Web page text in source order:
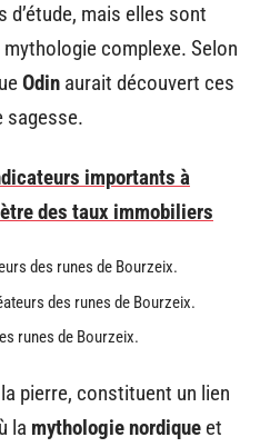
mais elles sont
complexe. Selon
Odin aurait découvert ces
sagesse.
importants à
des taux immobiliers
des runes de Bourzeix.
des runes de Bourzeix.
runes de Bourzeix.
pierre, constituent un lien
la mythologie nordique et